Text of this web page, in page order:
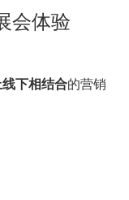
会体验
下相结合的营销